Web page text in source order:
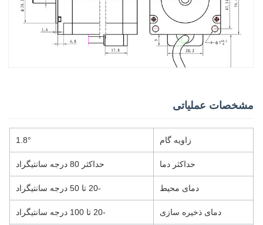
مشخصات عملیاتی
زاویه گام 1.8°
حداکثر دما حداکثر 80 درجه سانتیگراد
دمای محیط
دمای ذخیره سازی